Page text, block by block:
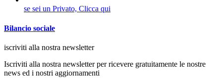
se sei un Privato, Clicca qui
Bilancio sociale
iscriviti alla nostra newsletter
Iscriviti alla nostra newsletter per ricevere gratuitamente le nostre
news ed i nostri aggiornamenti